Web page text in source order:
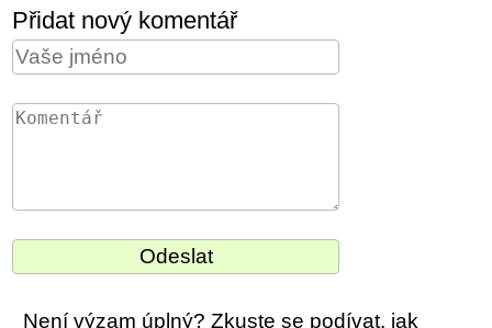
Přidat nový komentář
Není výzam úplný? Zkuste se podívat, jak